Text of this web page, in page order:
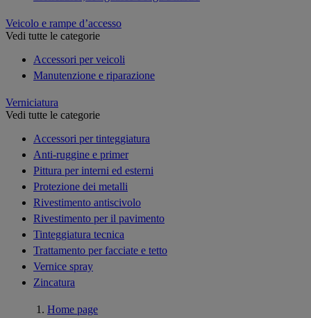
Veicolo e rampe d’accesso
Vedi tutte le categorie
Accessori per veicoli
Manutenzione e riparazione
Verniciatura
Vedi tutte le categorie
Accessori per tinteggiatura
Anti-ruggine e primer
Pittura per interni ed esterni
Protezione dei metalli
Rivestimento antiscivolo
Rivestimento per il pavimento
Tinteggiatura tecnica
Trattamento per facciate e tetto
Vernice spray
Zincatura
Home page